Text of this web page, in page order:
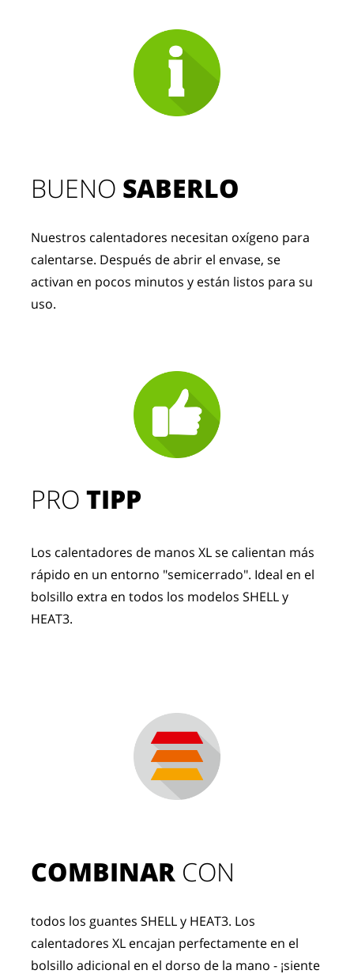
PROTIPP
Los calentadores de manos XL se calientan más
rápido en un entorno "semicerrado". Ideal en el
bolsillo extra en todos los modelos SHELL y
HEAT3.
BUENO SABERLO
Nuestros calentadores necesitan oxígeno para
calentarse. Después de abrir el envase, se
activan en pocos minutos y están listos para su
uso.
COMBINAR CON
todos los guantes SHELL y HEAT3. Los
calentadores XL encajan perfectamente en el
bolsillo adicional en el dorso de la mano - ¡siente